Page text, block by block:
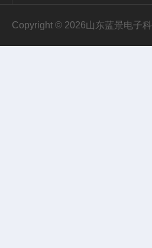
Copyright © 2026山东蓝景电子